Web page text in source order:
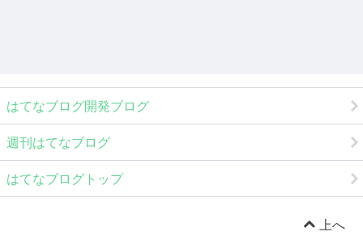
はてなブログ開発ブログ
週刊はてなブログ
はてなブログトップ
上へ